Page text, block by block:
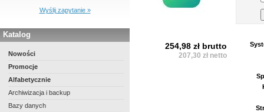
Wyślij zapytanie »
Katalog
Nowości
Promocje
Alfabetycznie
Archiwizacja i backup
Bazy danych
254,98 zł brutto
207,30 zł netto